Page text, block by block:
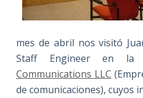
mes de abril nos visitó
Staff Engineer en la
Communications LLC
de comunicaciones), cuyos